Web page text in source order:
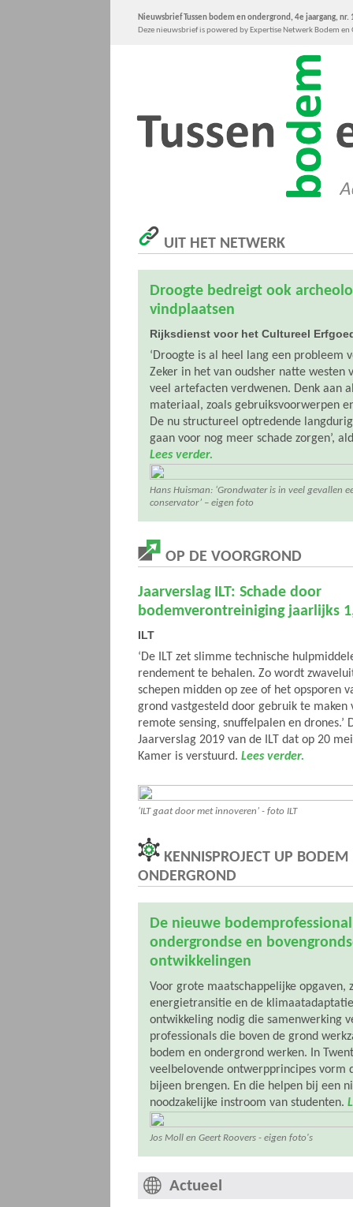
Nieuwsbrief Tussen bodem en ondergrond, 4e jaargang, nr.
Deze nieuwsbrief is powered by Expertise Netwerk Bodem
UIT HET NETWERK
Droogte bedreigt ook
vindplaatsen
Rijksdienst voor het Cultureel
‘Droogte is al heel lang een probleem
Zeker in het van oudsher natte westen
veel artefacten verdwenen. Denk aan
materiaal, zoals gebruiksvoorwerpen
De nu structureel optredende
gaan voor nog meer schade zorgen’,
Lees verder.
Hans Huisman: ‘Grondwater is in veel gevallen
conservator’ – eigen foto
OP DE VOORGROND
Jaarverslag ILT: Schade door
bodemverontreiniging jaarlijks
ILT
‘De ILT zet slimme technische
rendement te behalen. Zo wordt
schepen midden op zee of het opsporen
grond vastgesteld door gebruik te maken
remote sensing, snuffelpalen en drones.’
Jaarverslag 2019 van de ILT dat op 20
Kamer is verstuurd. Lees verder.
‘ILT gaat door met innoveren’ - foto ILT
KENNISPROJECT UP BODEM
ONDERGROND
De nieuwe
ondergrondse en
ontwikkelingen
Voor grote maatschappelijke opgaven,
energietransitie en de
ontwikkeling nodig die samenwerking
professionals die boven de grond
bodem en ondergrond werken. In
veelbelovende ontwerpprincipes vorm
bijeen brengen. En die helpen bij een
noodzakelijke instroom van studenten.
Jos Moll en Geert Roovers - eigen foto's
Actueel